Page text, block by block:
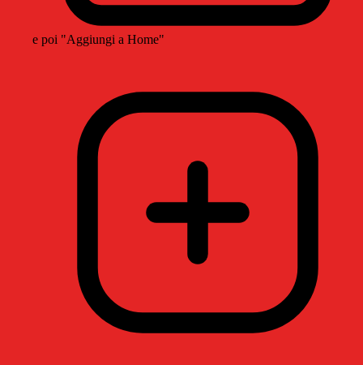
e poi "Aggiungi a Home"